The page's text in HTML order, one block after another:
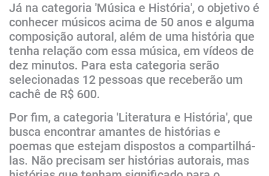
Já na categoria 'Música e História', o objetivo é
conhecer músicos acima de 50 anos e alguma
composição autoral, além de uma história que
tenha relação com essa música, em vídeos de
dez minutos. Para esta categoria serão
selecionadas 12 pessoas que receberão um
cachê de R$ 600.
Por fim, a categoria 'Literatura e História', que
busca encontrar amantes de histórias e
poemas que estejam dispostos a compartilhá-
las. Não precisam ser histórias autorais, mas